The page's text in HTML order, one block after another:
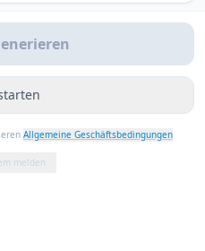
Allgemeine Geschäftsbedingungen
melden